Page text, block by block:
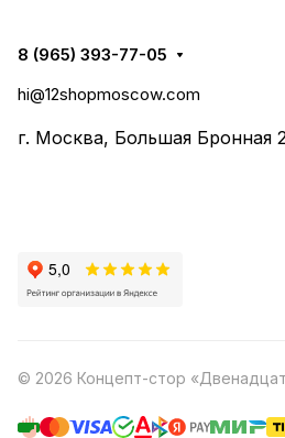
8 (965) 393-77-05
hi@12shopmoscow.com
г. Москва, Большая Бронная
© 2026 Концепт-стор